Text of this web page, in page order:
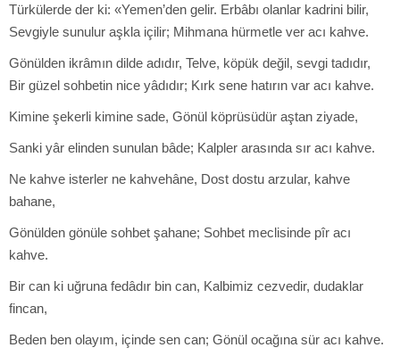
Türkülerde der ki: «Yemen’den gelir. Erbâbı olanlar kadrini bilir,
Sevgiyle sunulur aşkla içilir; Mihmana hürmetle ver acı kahve.
Gönülden ikrâmın dilde adıdır, Telve, köpük değil, sevgi tadıdır,
Bir güzel sohbetin nice yâdıdır; Kırk sene hatırın var acı kahve.
Kimine şekerli kimine sade, Gönül köprüsüdür aştan ziyade,
Sanki yâr elinden sunulan bâde; Kalpler arasında sır acı kahve.
Ne kahve isterler ne kahvehâne, Dost dostu arzular, kahve
bahane,
Gönülden gönüle sohbet şahane; Sohbet meclisinde pîr acı
kahve.
Bir can ki uğruna fedâdır bin can, Kalbimiz cezvedir, dudaklar
fincan,
Beden ben olayım, içinde sen can; Gönül ocağına sür acı kahve.